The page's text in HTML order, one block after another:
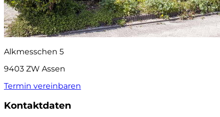
Alkmesschen 5
9403 ZW Assen
Termin vereinbaren
Kontaktdaten